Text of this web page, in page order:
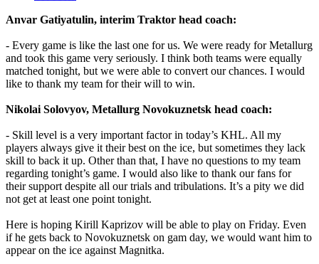
Anvar Gatiyatulin, interim Traktor head coach:
- Every game is like the last one for us. We were ready for Metallurg
and took this game very seriously. I think both teams were equally
matched tonight, but we were able to convert our chances. I would
like to thank my team for their will to win.
Nikolai Solovyov, Metallurg Novokuznetsk head coach:
- Skill level is a very important factor in today’s KHL. All my
players always give it their best on the ice, but sometimes they lack
skill to back it up. Other than that, I have no questions to my team
regarding tonight’s game. I would also like to thank our fans for
their support despite all our trials and tribulations. It’s a pity we did
not get at least one point tonight.
Here is hoping Kirill Kaprizov will be able to play on Friday. Even
if he gets back to Novokuznetsk on gam day, we would want him to
appear on the ice against Magnitka.